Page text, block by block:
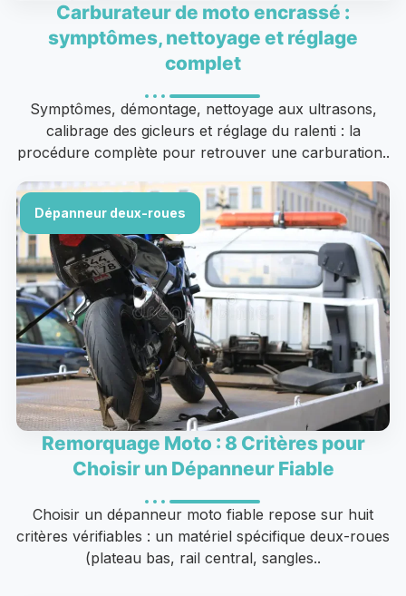
Carburateur de moto encrassé :
symptômes, nettoyage et réglage
complet
Symptômes, démontage, nettoyage aux ultrasons,
calibrage des gicleurs et réglage du ralenti : la
procédure complète pour retrouver une carburation..
Dépanneur deux-roues
Remorquage Moto : 8 Critères pour
Choisir un Dépanneur Fiable
Choisir un dépanneur moto fiable repose sur huit
critères vérifiables : un matériel spécifique deux-roues
(plateau bas, rail central, sangles..